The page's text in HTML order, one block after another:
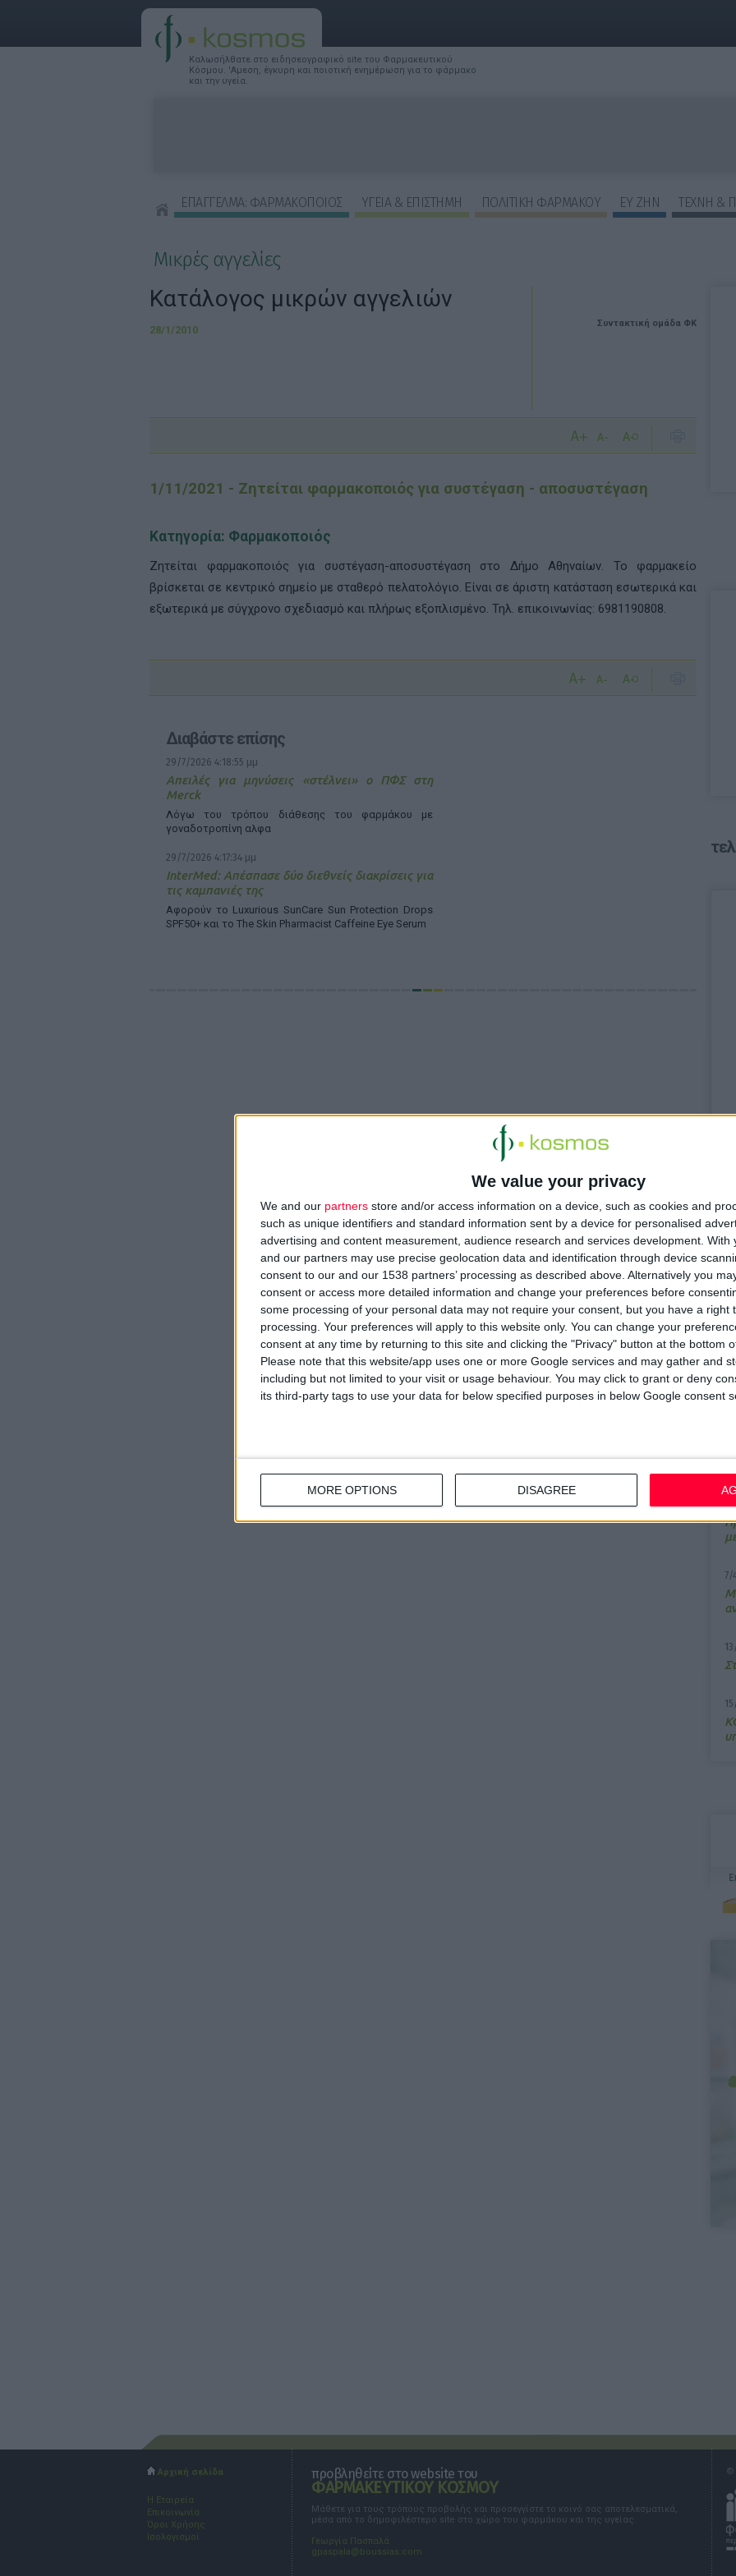
We value your privacy
We and our partners store and/or access information on a device, such as cookies and
such as unique identifiers and standard information sent by a device for personalised
advertising and content measurement, audience research and services development. With
and our partners may use precise geolocation data and identification through device
consent to our and our 1538 partners’ processing as described above. Alternatively you
consent or access more detailed information and change your preferences before
some processing of your personal data may not require your consent, but you have a right
processing. Your preferences will apply to this website only. You can change your
consent at any time by returning to this site and clicking the "Privacy" button at the bottom
Please note that this website/app uses one or more Google services and may gather and
including but not limited to your visit or usage behaviour. You may click to grant or deny
its third-party tags to use your data for below specified purposes in below Google consent
MORE OPTIONS DISAGREE
Καλωσήλθατε στο ειδησεογραφικό site του Φαρμακευτικού
Κόσμου. 'Αμεση, έγκυρη και ποιοτική ενημέρωση για το φάρμακο
και την υγεία.
ΕΠΑΓΓΕΛΜΑ: ΦΑΡΜΑΚΟΠΟΙΟΣ ΥΓΕΙΑ & ΕΠΙΣΤΗΜΗ ΠΟΛΙΤΙΚΗ ΦΑΡΜΑΚΟΥ ΕΥ ΖΗΝ
ΤΕΧΝΗ &
Μικρές αγγελίες
7/
Συντακτική ομάδα ΦΚ
Κατάλογος μικρών αγγελιών
28/1/2010
1/11/2021 - Ζητείται φαρμακοποιός για συστέγαση - αποσυστέγαση
Κατηγορία: Φαρμακοποιός
Ζητείται φαρμακοποιός για συστέγαση-αποσυστέγαση στο Δήμο Αθηναίων. Το φαρμακείο
βρίσκεται σε κεντρικό σημείο με σταθερό πελατολόγιο. Είναι σε άριστη κατάσταση εσωτερικά και
εξωτερικά με σύγχρονο σχεδιασμό και πλήρως εξοπλισμένο. Τηλ. επικοινωνίας: 6981190808.
Διαβάστε επίσης
29/7/2026 4:18:55 μμ
Απειλές για μηνύσεις «στέλνει» ο ΠΦΣ στη
Merck
Λόγω του τρόπου διάθεσης του φαρμάκου με
γοναδοτροπίνη αλφα
29/7/2026 4:17:34 μμ
InterMed: Απέσπασε δύο διεθνείς διακρίσεις για
τις καμπανιές της
Αφορούν το Luxurious SunCare Sun Protection Drops
SPF50+ και το The Skin Pharmacist Caffeine Eye Serum
Αρχική σελίδα
Η Εταιρεία
Επικοινωνία
Όροι Χρήσης
Ισολογισμοί
προβληθείτε στο website του
ΦΑΡΜΑΚΕΥΤΙΚΟΥ ΚΟΣΜΟΥ
Μάθετε για τους τρόπους προβολής και προσεγγίστε το κοινό σας αποτελεσματικά,
μέσα από το δημοφιλέστερο site στο χώρο του φαρμάκου και της υγείας.
Γεωργία Πασπαλά
gpaspala@boussias.com
©